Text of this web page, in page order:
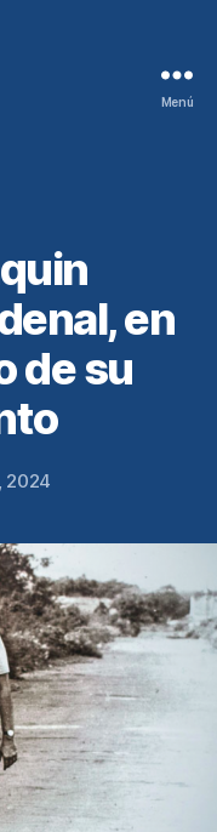
Menú
en
de su
2024